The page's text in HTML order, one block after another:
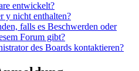
entwickelt?
y nicht enthalten?
falls es Beschwerden oder
Forum gibt?
des Boards kontaktieren?